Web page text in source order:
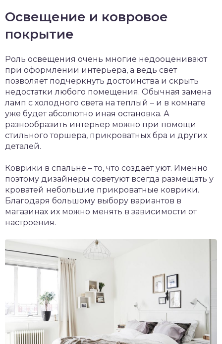
Освещение и ковровое
покрытие
Роль освещения очень многие недооценивают
при оформлении интерьера, а ведь свет
позволяет подчеркнуть достоинства и скрыть
недостатки любого помещения. Обычная замена
ламп с холодного света на теплый – и в комнате
уже будет абсолютно иная остановка. А
разнообразить интерьер можно при помощи
стильного торшера, прикроватных бра и других
деталей.
Коврики в спальне – то, что создает уют. Именно
поэтому дизайнеры советуют всегда размещать у
кроватей небольшие прикроватные коврики.
Благодаря большому выбору вариантов в
магазинах их можно менять в зависимости от
настроения.